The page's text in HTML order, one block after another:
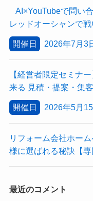
AI×YouTubeで問い
レッドオーシャンで戦
開催日 2026年7月
【経営者限定セミナ
来る 見積・提案・集
開催日 2026年5月
リフォーム会社ホー
様に選ばれる秘訣【専
最近のコメント